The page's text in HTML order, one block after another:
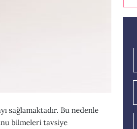
sağlamaktadır. Bu nedenle
bilmeleri tavsiye